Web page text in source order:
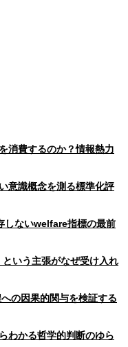
消費するのか？情報熱力
意識概念を測る標準化評
しないwelfare指標の最前
いう主張がなぜ受け入れ
の因果的関与を検証する
わかる哲学的判断のゆら